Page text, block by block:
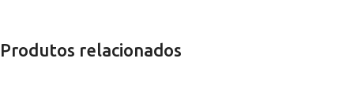
Produtos relacionados